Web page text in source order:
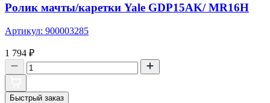
Ролик мачты/каретки Yale GDP15AK/ MR16H
Артикул: 900003285
1 794 ₽
Быстрый заказ